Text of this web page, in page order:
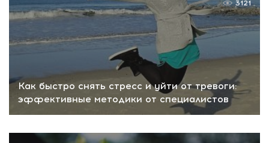
Как быстро снять стресс и уйти от тревоги:
эффективные методики от специалистов
3121